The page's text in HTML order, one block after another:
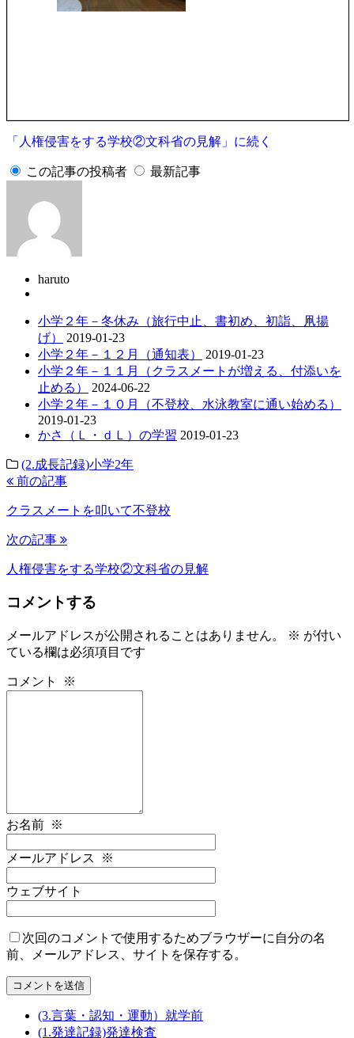
「人権侵害をする学校②文科省の見解」に続く
この記事の投稿者 最新記事
haruto
小学２年－冬休み（旅行中止、書初め、初詣、凧揚
げ）
2019-01-23
小学２年－１２月（通知表）
2019-01-23
小学２年－１１月（クラスメートが増える、付添いを
止める）
2024-06-22
小学２年－１０月（不登校、水泳教室に通い始める）
2019-01-23
かさ（Ｌ・ｄＬ）の学習 2019-01-23
(2.成長記録)小学2年
前の記事
クラスメートを叩いて不登校
次の記事
人権侵害をする学校②文科省の見解
コメントする
メールアドレスが公開されることはありません。 ※ が付い
ている欄は必須項目です
コメント ※
お名前 ※
メールアドレス ※
ウェブサイト
次回のコメントで使用するためブラウザーに自分の名
前、メールアドレス、サイトを保存する。
(3.言葉・認知・運動）就学前
(1.発達記録)発達検査